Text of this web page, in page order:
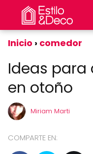
Inicio comedor
Ideas para
en otoño
Miriam Marti
COMPARTE EN: